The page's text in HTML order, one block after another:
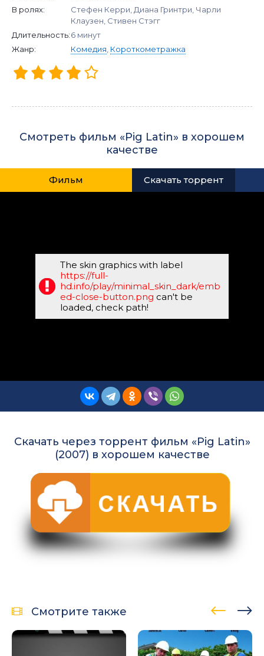
В ролях:
Стефен Керри, Диана Гринтри, Чарли
Клаузен, Стивен Стэгг
Длительность:6 минут
Жанр:
Комедия Короткометражка
Смотреть фильм «Pig Latin» в хорошем
качестве
Фильм Скачать торрент
The skin graphics with label
https://full-
hd.info/play/minimal_skin_dark/emb
ed-close-button.png can't be
loaded, check path!
Скачать через торрент фильм «Pig Latin»
(2007) в хорошем качестве
Смотрите также